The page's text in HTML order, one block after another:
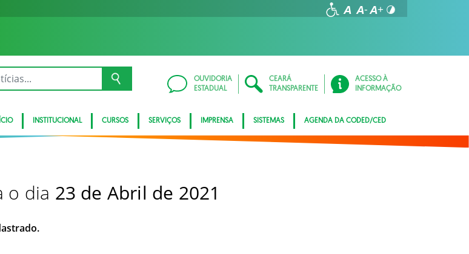
OUVIDORIA
ESTADUAL
CEARÁ
TRANSPARENTE
ACESSO À
INFORMAÇÃO
INSTITUCIONAL CURSOS SERVIÇOS IMPRENSA SISTEMAS AGENDA DA CODED/CED
o dia 23 de Abril de 2021